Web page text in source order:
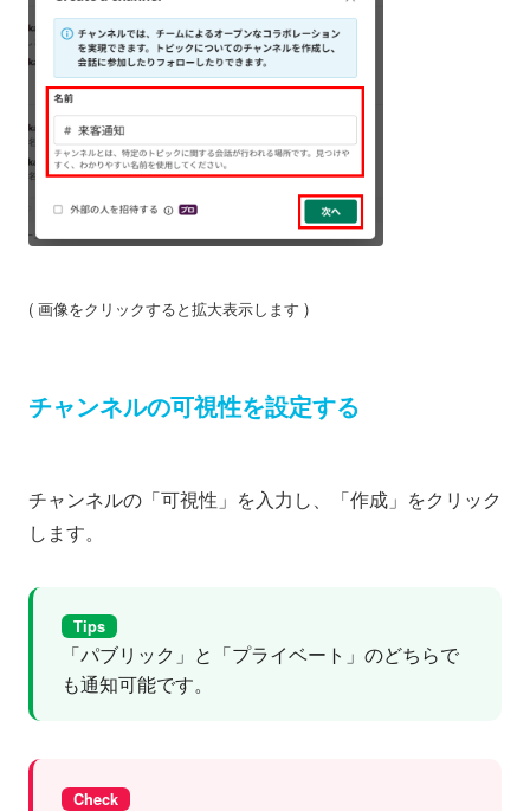
( 画像をクリックすると拡大表示します )
チャンネルの可視性を設定する
チャンネルの「可視性」を入力し、「作成」をクリック
します。
Tips
「パブリック」と「プライベート」のどちらで
も通知可能です。
Check